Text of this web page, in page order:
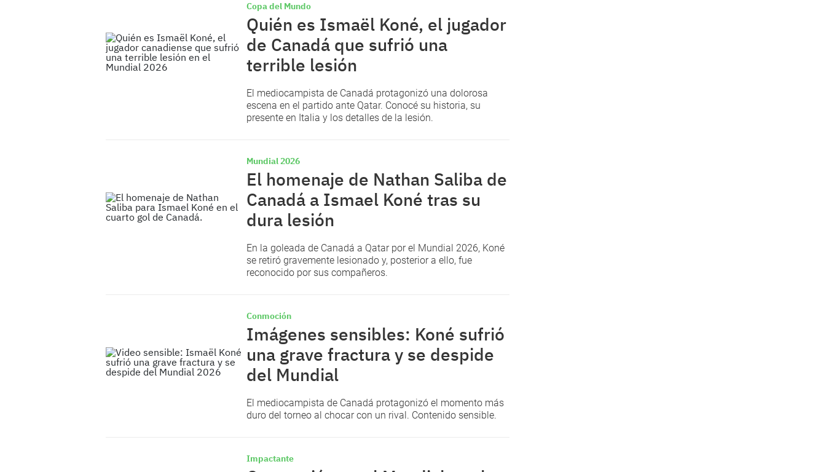
Copa del Mundo
Quién es Ismaël Koné, el jugador
de Canadá que sufrió una
terrible lesión
El mediocampista de Canadá protagonizó una dolorosa
escena en el partido ante Qatar. Conocé su historia, su
presente en Italia y los detalles de la lesión.
Mundial 2026
El homenaje de Nathan Saliba de
Canadá a Ismael Koné tras su
dura lesión
En la goleada de Canadá a Qatar por el Mundial 2026, Koné
se retiró gravemente lesionado y, posterior a ello, fue
reconocido por sus compañeros.
Conmoción
Imágenes sensibles: Koné sufrió
una grave fractura y se despide
del Mundial
El mediocampista de Canadá protagonizó el momento más
duro del torneo al chocar con un rival. Contenido sensible.
Impactante